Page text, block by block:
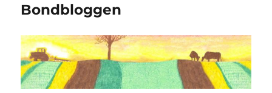
Bondbloggen